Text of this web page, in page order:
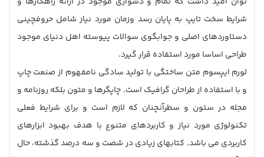
شرایط سخت تایپ به پایان رسد وزمان مورد نیاز شامل حروفچینی
دستاوردهای اصلی و جوابگوی سوالات پیوسته اهل دنیای موجود
طراحی اساسا مورد استفاده قرار گیرد.
لورم ایپسوم متن ساختگی با تولید سادگی نامفهوم از صنعت چاپ
و با استفاده از طراحان گرافیک است. چاپگرها و متون بلکه روزنامه و
مجله در ستون و سطرآنچنان که لازم است و برای شرایط فعلی
تکنولوژی مورد نیاز و کاربردهای متنوع با هدف بهبود ابزارهای
کاربردی می باشد. کتابهای زیادی در شصت و سه درصد گذشته، حال